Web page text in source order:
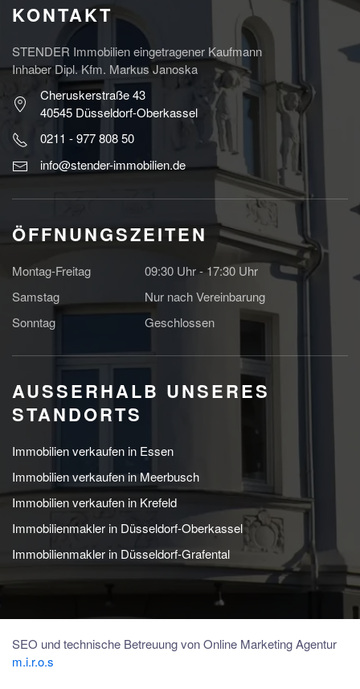
KONTAKT
STENDER Immobilien eingetragener Kaufmann
Inhaber Dipl. Kfm. Markus Janoska
Cheruskerstraße 43
40545 Düsseldorf-Oberkassel
0211 - 977 808 50
info@stender-immobilien.de
ÖFFNUNGSZEITEN
Montag-Freitag
09:30 Uhr - 17:30 Uhr
Samstag
Nur nach Vereinbarung
Sonntag
Geschlossen
AUSSERHALB UNSERES S
TANDORTS
Immobilien verkaufen in Essen
Immobilien verkaufen in Meerbusch
Immobilien verkaufen in Krefeld
Immobilienmakler in Düsseldorf-Oberkassel
Immobilienmakler in Düsseldorf-Grafental
SEO und technische Betreuung von Online Marketing Agentur
m.i.r.o.s